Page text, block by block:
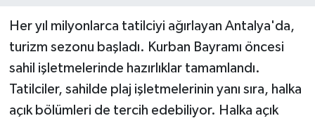
Her yıl milyonlarca tatilciyi ağırlayan Antalya'da,
turizm sezonu başladı. Kurban Bayramı öncesi
sahil işletmelerinde hazırlıklar tamamlandı.
Tatilciler, sahilde plaj işletmelerinin yanı sıra, halka
açık bölümleri de tercih edebiliyor. Halka açık